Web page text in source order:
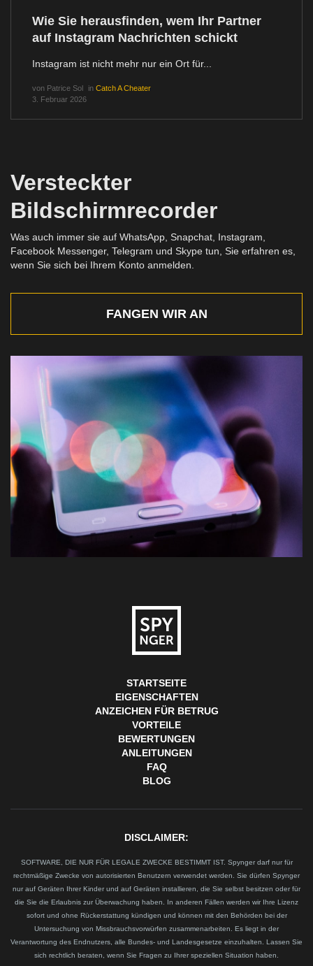
Wie Sie herausfinden, wem Ihr Partner
auf Instagram Nachrichten schickt
Instagram ist nicht mehr nur ein Ort für...
von Patrice Sol in Catch A Cheater
3. Februar 2026
Versteckter
Bildschirmrecorder
Was auch immer sie auf WhatsApp, Snapchat, Instagram,
Facebook Messenger, Telegram und Skype tun, Sie erfahren es,
wenn Sie sich bei Ihrem Konto anmelden.
FANGEN WIR AN
STARTSEITE
EIGENSCHAFTEN
ANZEICHEN FÜR BETRUG
VORTEILE
BEWERTUNGEN
ANLEITUNGEN
FAQ
BLOG
DISCLAIMER:
SOFTWARE, DIE NUR FÜR LEGALE ZWECKE BESTIMMT IST. Spynger darf nur für
rechtmäßige Zwecke von autorisierten Benutzern verwendet werden. Sie dürfen Spynger
nur auf Geräten Ihrer Kinder und auf Geräten installieren, die Sie selbst besitzen oder für
die Sie die Erlaubnis zur Überwachung haben. In anderen Fällen werden wir Ihre Lizenz
sofort und ohne Rückerstattung kündigen und können mit den Behörden bei der
Untersuchung von Missbrauchsvorwürfen zusammenarbeiten. Es liegt in der
Verantwortung des Endnutzers, alle Bundes- und Landesgesetze einzuhalten. Lassen Sie
sich rechtlich beraten, wenn Sie Fragen zu Ihrer speziellen Situation haben.